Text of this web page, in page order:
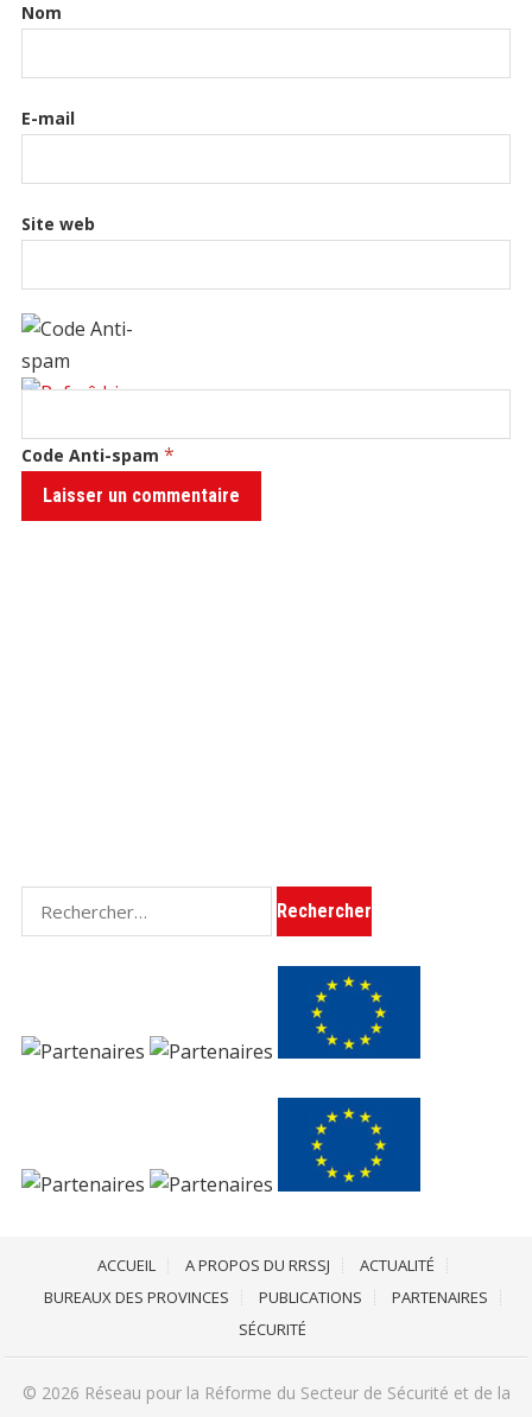
Nom
E-mail
Site web
Code Anti-spam *
Rechercher :
ACCUEIL A PROPOS DU RRSSJ
ACTUALITÉ
BUREAUX DES PROVINCES
PUBLICATIONS
PARTENAIRES
SÉCURITÉ
© 2026 Réseau pour la Réforme du Secteur de Sécurité et de la